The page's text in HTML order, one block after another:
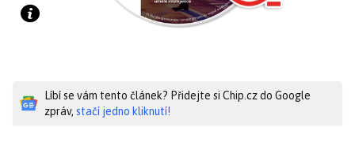
Líbí se vám tento článek? Přidejte si Chip.cz do Google
zpráv, stačí jedno kliknutí!